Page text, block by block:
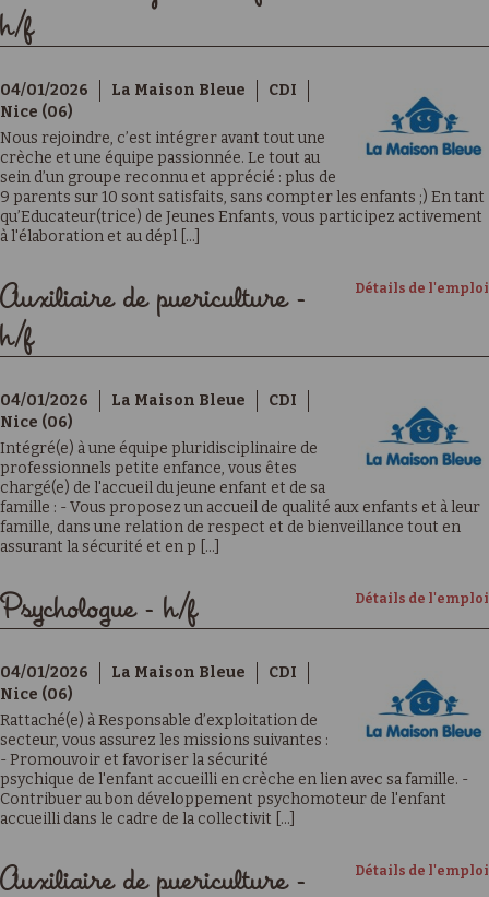
h/f
04/01/2026 La Maison Bleue
CDI
Nice (06)
Nous rejoindre, c’est intégrer avant tout une
crèche et une équipe passionnée. Le tout au
sein d’un groupe reconnu et apprécié : plus de
9 parents sur 10 sont satisfaits, sans compter les enfants ;) En tant
qu’Educateur(trice) de Jeunes Enfants, vous participez activement
à l'élaboration et au dépl [...]
Détails de l'emploi
Auxiliaire de puericulture -
h/f
04/01/2026 La Maison Bleue
CDI
Nice (06)
Intégré(e) à une équipe pluridisciplinaire de
professionnels petite enfance, vous êtes
chargé(e) de l'accueil du jeune enfant et de sa
famille : - Vous proposez un accueil de qualité aux enfants et à leur
famille, dans une relation de respect et de bienveillance tout en
assurant la sécurité et en p [...]
Détails de l'emploi
Psychologue - h/f
04/01/2026 La Maison Bleue
CDI
Nice (06)
Rattaché(e) à Responsable d’exploitation de
secteur, vous assurez les missions suivantes :
- Promouvoir et favoriser la sécurité
psychique de l'enfant accueilli en crèche en lien avec sa famille. -
Contribuer au bon développement psychomoteur de l'enfant
accueilli dans le cadre de la collectivit [...]
Détails de l'emploi
Auxiliaire de puericulture -